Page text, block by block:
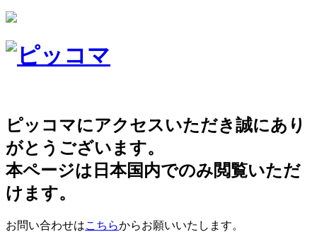
ピッコマにアクセスいただき誠にあり
がとうございます。
本ページは日本国内でのみ閲覧いただ
けます。
お問い合わせはこちらからお願いいたします。